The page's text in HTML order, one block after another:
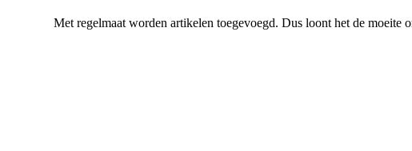
Met regelmaat worden artikelen toegevoegd. Dus loont het de moeite